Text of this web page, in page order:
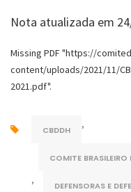
Nota atualizada em
Missing PDF "https://
content/uploads/2021/11/
2021.pdf".
CBDDH ,
COMITE BRASILEIRO
DIREITOS HUMANOS
, DEFENSORAS E